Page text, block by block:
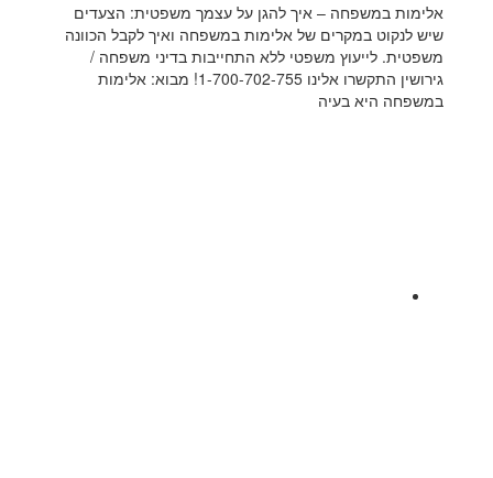
אלימות במשפחה – איך להגן על עצמך משפטית: הצעדים
שיש לנקוט במקרים של אלימות במשפחה ואיך לקבל הכוונה
משפטית. לייעוץ משפטי ללא התחייבות בדיני משפחה /
גירושין התקשרו אלינו 1-700-702-755! מבוא: אלימות
במשפחה היא בעיה